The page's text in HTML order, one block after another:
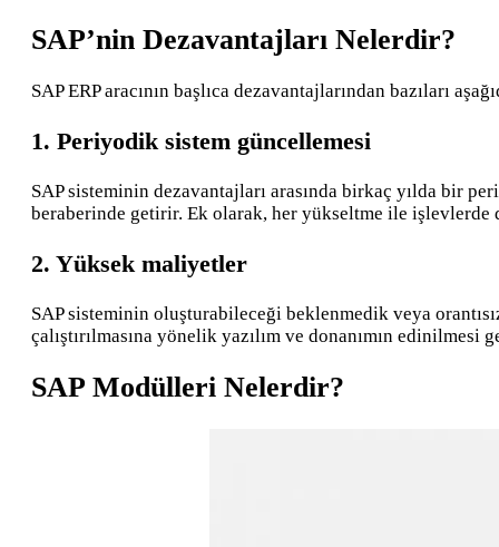
SAP’nin Dezavantajları Nelerdir?
SAP ERP aracının başlıca dezavantajlarından bazıları
1. Periyodik sistem güncellemesi
SAP sisteminin dezavantajları arasında birkaç yılda bir
beraberinde getirir. Ek olarak, her yükseltme ile işlevlerde
2. Yüksek maliyetler
SAP sisteminin oluşturabileceği beklenmedik veya
çalıştırılmasına yönelik yazılım ve donanımın
SAP Modülleri Nelerdir?